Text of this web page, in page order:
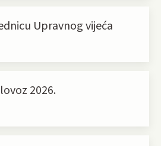
Upravnog vijeća
2026.